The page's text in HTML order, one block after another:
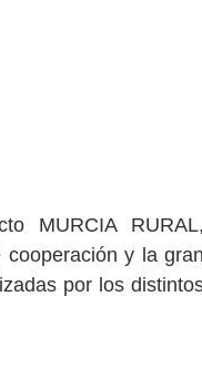
MURCIA RURAL,
y la gran
por los